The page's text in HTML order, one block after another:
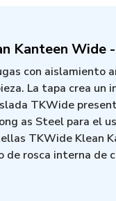
Kanteen Wide
con
La tapa crea
TKWide
as Steel para el
TKWide Klean
de rosca interna